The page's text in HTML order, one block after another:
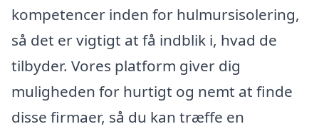
kompetencer inden for hulmursisolering,
så det er vigtigt at få indblik i, hvad de
tilbyder. Vores platform giver dig
muligheden for hurtigt og nemt at finde
disse firmaer, så du kan træffe en